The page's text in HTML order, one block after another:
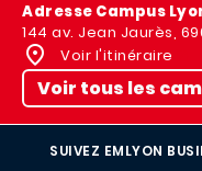
Adresse Campus
144 av. Jean Jaurès,
Voir l'itinéraire
Voir tous les
SUIVEZ EMLYON